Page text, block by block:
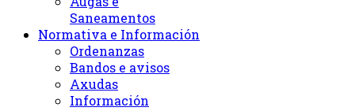
Saneamentos
Normativa e Información
Ordenanzas
Bandos e avisos
Axudas
Información